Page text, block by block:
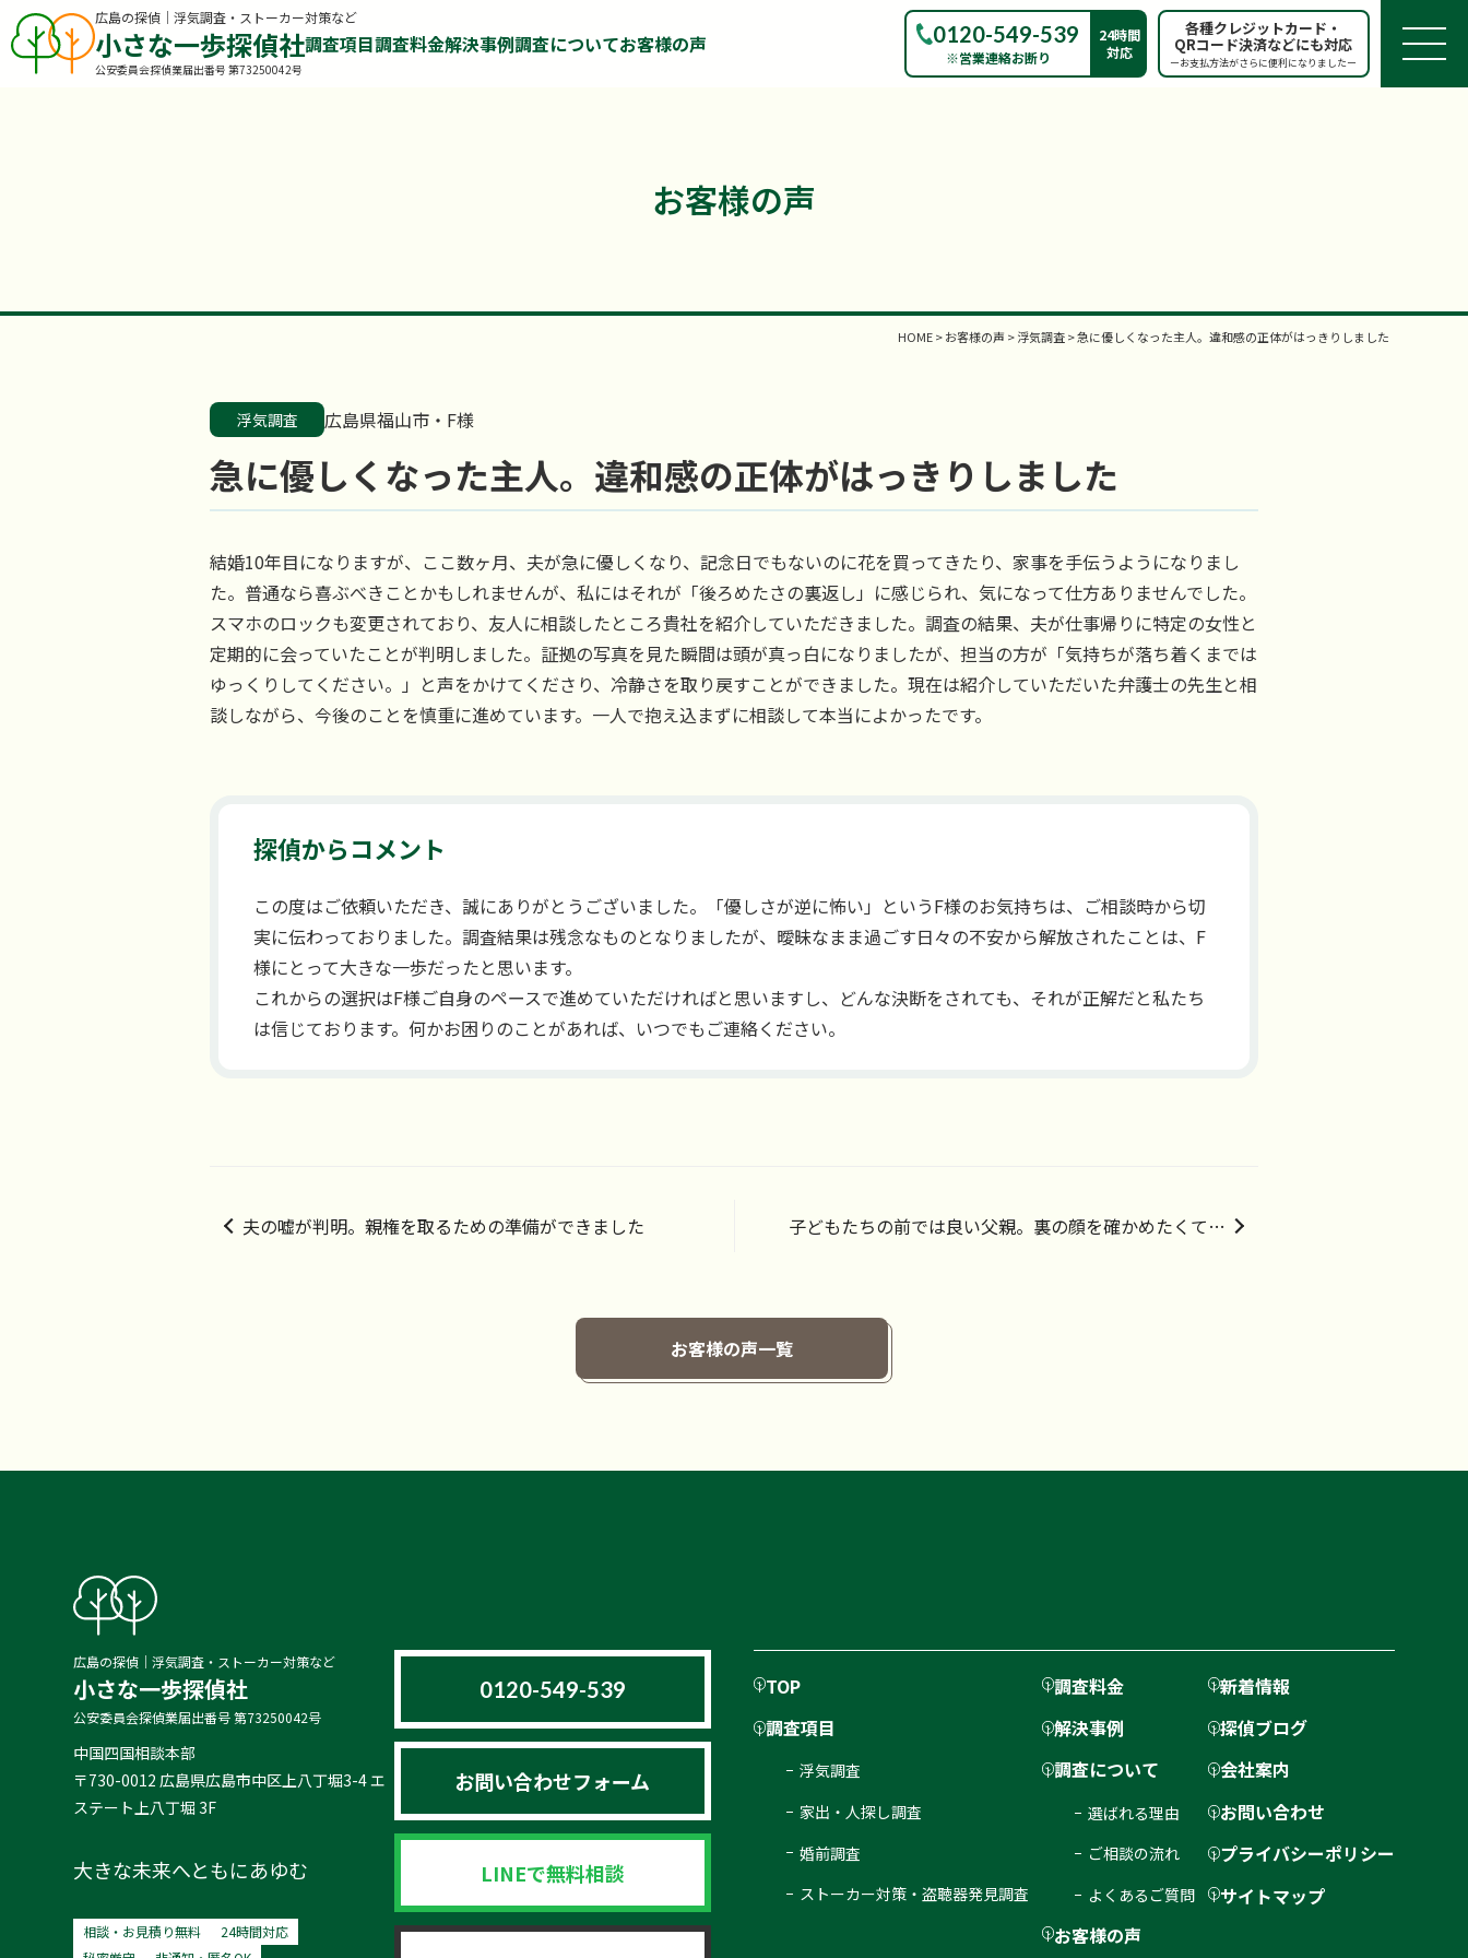
広島の探偵｜浮気調査・ストーカー対策など
小さな一歩探偵社
公安委員会探偵業届出番号 第73250042号
調査項目調査料金解決事例調査についてお客様の声 0120-549-539
※営業連絡お断り
24時間
対応
各種クレジットカード・
QRコード決済などにも対応
ーお支払方法がさらに便利になりましたー
お客様の声
HOME>お客様の声 >浮気調査>急に優しくなった主人。違和感の正体がはっきりしました
浮気調査 広島県福山市・F様
急に優しくなった主人。違和感の正体がはっきりしました
結婚10年目になりますが、ここ数ヶ月、夫が急に優しくなり、記念日でもないのに花を買ってきたり、家事を手伝うようになりまし
た。普通なら喜ぶべきことかもしれませんが、私にはそれが「後ろめたさの裏返し」に感じられ、気になって仕方ありませんでした。
スマホのロックも変更されており、友人に相談したところ貴社を紹介していただきました。調査の結果、夫が仕事帰りに特定の女性と
定期的に会っていたことが判明しました。証拠の写真を見た瞬間は頭が真っ白になりましたが、担当の方が「気持ちが落ち着くまでは
ゆっくりしてください。」と声をかけてくださり、冷静さを取り戻すことができました。現在は紹介していただいた弁護士の先生と相
談しながら、今後のことを慎重に進めています。一人で抱え込まずに相談して本当によかったです。
探偵からコメント
この度はご依頼いただき、誠にありがとうございました。「優しさが逆に怖い」というF様のお気持ちは、ご相談時から切
実に伝わっておりました。調査結果は残念なものとなりましたが、曖昧なまま過ごす日々の不安から解放されたことは、F
様にとって大きな一歩だったと思います。
これからの選択はF様ご自身のペースで進めていただければと思いますし、どんな決断をされても、それが正解だと私たち
は信じております。何かお困りのことがあれば、いつでもご連絡ください。
夫の嘘が判明。親権を取るための準備ができました
子どもたちの前では良い父親。裏の顔を確かめたくて依
お客様の声一覧
広島の探偵｜浮気調査・ストーカー対策など
小さな一歩探偵社
公安委員会探偵業届出番号 第73250042号
中国四国相談本部
〒730-0012 広島県広島市中区上八丁堀3-4 エ
ステート上八丁堀 3F
大きな未来へともにあゆむ
相談・お見積り無料
24時間対応
0120-549-539
お問い合わせフォーム
LINEで無料相談
TOP
調査項目
浮気調査
家出・人探し調査
婚前調査
ストーカー対策・盗聴器発見調査
調査料金
解決事例
調査について
選ばれる理由
ご相談の流れ
よくあるご質問
お客様の声
新着情報
探偵ブログ
会社案内
お問い合わせ
プライバシーポリシー
サイトマップ